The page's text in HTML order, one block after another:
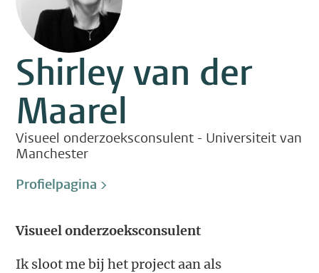
Shirley van der
Maarel
Visueel onderzoeksconsulent - Universiteit van
Manchester
Profielpagina >
Visueel onderzoeksconsulent
Ik sloot me bij het project aan als